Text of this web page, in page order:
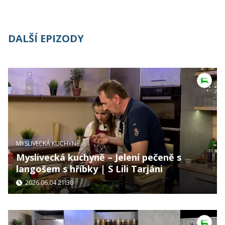
DALŠÍ EPIZODY
MYSLIVECKÁ KUCHYNĚ
Myslivecká kuchyně – Jelení pečeně s
langošem s hříbky | S Lili Tarjáni
2026.06.04 21:30